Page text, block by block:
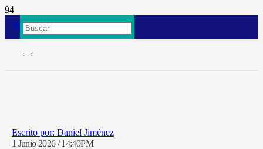
Daniel Jiménez
1 Junio 2026 / 14:40PM